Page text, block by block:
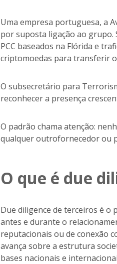
Uma empresa portuguesa, a
por suposta ligação ao grupo.
PCC baseados na Flórida e
criptomoedas para transferir
O subsecretário para
reconhecer a presença
O padrão chama atenção:
qualquer outrofornecedor ou
O que é due
Due diligence de terceiros é o
antes e durante o
reputacionais ou de conexão
avança sobre a estrutura
bases nacionais e